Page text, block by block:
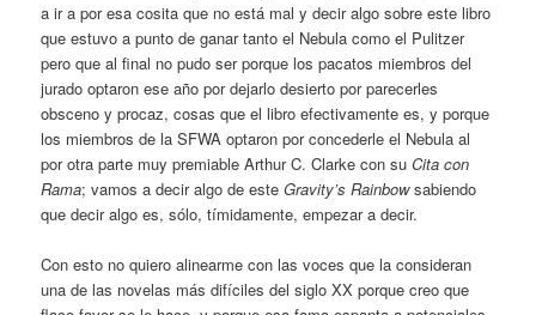
a ir a por esa cosita que no está mal y decir algo sobre este libro
que estuvo a punto de ganar tanto el Nebula como el Pulitzer
pero que al final no pudo ser porque los pacatos miembros del
jurado optaron ese año por dejarlo desierto por parecerles
obsceno y procaz, cosas que el libro efectivamente es, y porque
los miembros de la SFWA optaron por concederle el Nebula al
por otra parte muy premiable Arthur C. Clarke con suCita con
Rama; vamos a decir algo de esteGravity’s Rainbowsabiendo
que decir algo es, sólo, tímidamente, empezar a decir.
Con esto no quiero alinearme con las voces que la consideran
una de las novelas más difíciles del siglo XX porque creo que